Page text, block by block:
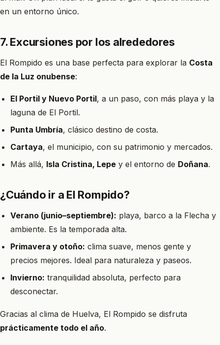
en un entorno único.
7. Excursiones por los alrededores
El Rompido es una base perfecta para explorar la Costa
de la Luz onubense:
El Portil y Nuevo Portil, a un paso, con más playa y la
laguna de El Portil.
Punta Umbría, clásico destino de costa.
Cartaya, el municipio, con su patrimonio y mercados.
Más allá, Isla Cristina, Lepey el entorno de Doñana.
¿Cuándo ir a El Rompido?
Verano (junio–septiembre): playa, barco a la Flecha y
ambiente. Es la temporada alta.
Primavera y otoño: clima suave, menos gente y
precios mejores. Ideal para naturaleza y paseos.
Invierno: tranquilidad absoluta, perfecto para
desconectar.
Gracias al clima de Huelva, El Rompido se disfruta
prácticamente todo el año.